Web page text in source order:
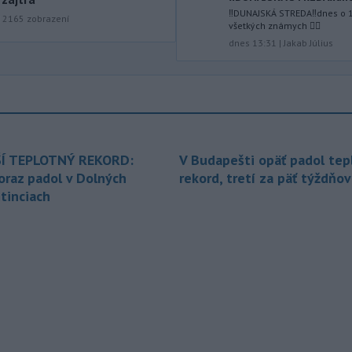
Národná diaľničná
spoločnosť (NDS) ukončila výmenu
v Konžskej demokratickej republike
(KDR) presiahol hranicu 4000.
2165 zobrazení
‼️DUNAJSKÁ STREDA‼️dnes
všetkých známych ✌🏻
dnes 13:31 | Jakab Július
TEPLOTNÝ REKORD:
padol v Dolných
V Budapešti opäť padol
rekord, tretí za päť týždňov